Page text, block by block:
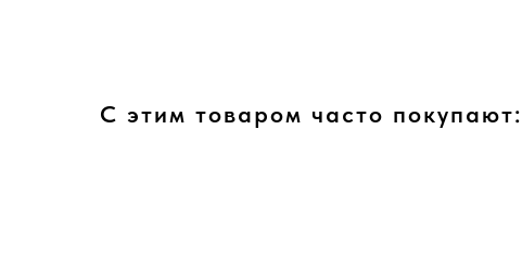
С этим товаром часто покупают: